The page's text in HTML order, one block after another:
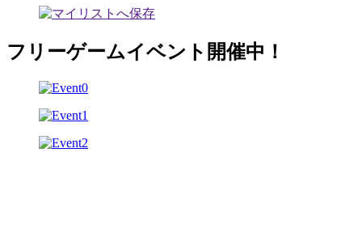
フリーゲームイベント開催中！